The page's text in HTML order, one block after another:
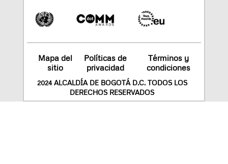
Mapa del
sitio
Políticas de
privacidad
Términos y
condiciones
2024 ALCALDÍA DE BOGOTÁ D.C. TODOS LOS
DERECHOS RESERVADOS